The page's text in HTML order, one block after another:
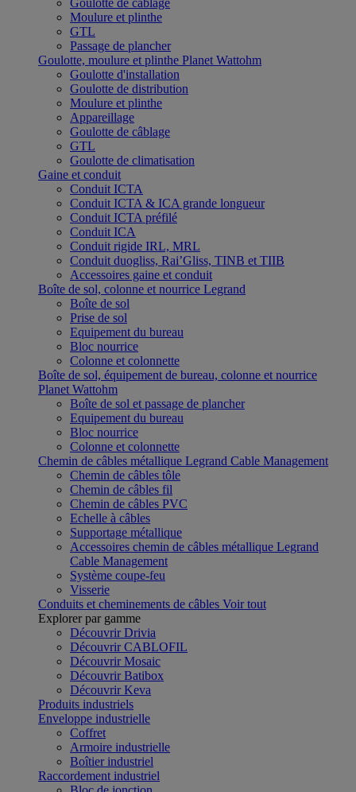
Goulotte de câblage
Moulure et plinthe
GTL
Passage de plancher
Goulotte, moulure et plinthe Planet Wattohm
Goulotte d'installation
Goulotte de distribution
Moulure et plinthe
Appareillage
Goulotte de câblage
GTL
Goulotte de climatisation
Gaine et conduit
Conduit ICTA
Conduit ICTA & ICA grande longueur
Conduit ICTA préfilé
Conduit ICA
Conduit rigide IRL, MRL
Conduit duogliss, Rai’Gliss, TINB et TIIB
Accessoires gaine et conduit
Boîte de sol, colonne et nourrice Legrand
Boîte de sol
Prise de sol
Equipement du bureau
Bloc nourrice
Colonne et colonnette
Boîte de sol, équipement de bureau, colonne et nourrice
Planet Wattohm
Boîte de sol et passage de plancher
Equipement du bureau
Bloc nourrice
Colonne et colonnette
Chemin de câbles métallique Legrand Cable Management
Chemin de câbles tôle
Chemin de câbles fil
Chemin de câbles PVC
Echelle à câbles
Supportage métallique
Accessoires chemin de câbles métallique Legrand
Cable Management
Système coupe-feu
Visserie
Conduits et cheminements de câbles Voir tout
Explorer par gamme
Découvrir Drivia
Découvrir CABLOFIL
Découvrir Mosaic
Découvrir Batibox
Découvrir Keva
Produits industriels
Enveloppe industrielle
Coffret
Armoire industrielle
Boîtier industriel
Raccordement industriel